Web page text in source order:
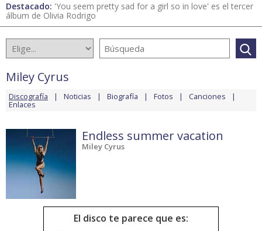
Destacado: 'You seem pretty sad for a girl so in love' es el tercer
álbum de Olivia Rodrigo
Miley Cyrus
Discografía Noticias Biografía Fotos Canciones
Enlaces
Endless summer vacation
Miley Cyrus
El disco te parece que es: